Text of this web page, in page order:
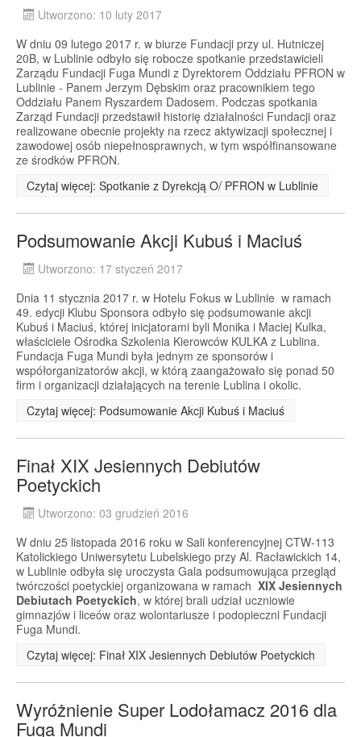
Utworzono: 10 luty 2017
W dniu 09 lutego 2017 r. w biurze Fundacji przy ul. Hutniczej
20B, w Lublinie odbyło się robocze spotkanie przedstawicieli
Zarządu Fundacji Fuga Mundi z Dyrektorem Oddziału PFRON w
Lublinie - Panem Jerzym Dębskim oraz pracownikiem tego
Oddziału Panem Ryszardem Dadosem. Podczas spotkania
Zarząd Fundacji przedstawił historię działalności Fundacji oraz
realizowane obecnie projekty na rzecz aktywizacji społecznej i
zawodowej osób niepełnosprawnych, w tym współfinansowane
ze środków PFRON.
Czytaj więcej: Spotkanie z Dyrekcją O/ PFRON w Lublinie
Podsumowanie Akcji Kubuś i Maciuś
Utworzono: 17 styczeń 2017
Dnia 11 stycznia 2017 r. w Hotelu Fokus w Lublinie w ramach
49. edycji Klubu Sponsora odbyło się podsumowanie akcji
Kubuś i Maciuś, której inicjatorami byli Monika i Maciej Kulka,
właściciele Ośrodka Szkolenia Kierowców KULKA z Lublina.
Fundacja Fuga Mundi była jednym ze sponsorów i
współorganizatorów akcji, w którą zaangażowało się ponad 50
firm i organizacji działających na terenie Lublina i okolic.
Czytaj więcej: Podsumowanie Akcji Kubuś i Maciuś
Finał XIX Jesiennych Debiutów
Poetyckich
Utworzono: 03 grudzień 2016
W dniu 25 listopada 2016 roku w Sali konferencyjnej CTW-113
Katolickiego Uniwersytetu Lubelskiego przy Al. Racławickich 14,
w Lublinie odbyła się uroczysta Gala podsumowująca przegląd
twórczości poetyckiej organizowana w ramach XIX Jesiennych
Debiutach Poetyckich, w której brali udział uczniowie
gimnazjów i liceów oraz wolontariusze i podopieczni Fundacji
Fuga Mundi.
Czytaj więcej: Finał XIX Jesiennych Debiutów Poetyckich
Wyróżnienie Super Lodołamacz 2016 dla
Fuga Mundi